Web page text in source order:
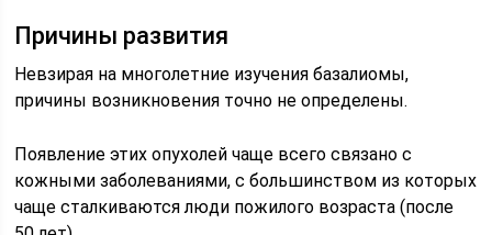
Причины развития
Невзирая на многолетние изучения базалиомы,
причины возникновения точно не определены.
Появление этих опухолей чаще всего связано с
кожными заболеваниями, с большинством из которых
чаще сталкиваются люди пожилого возраста (после